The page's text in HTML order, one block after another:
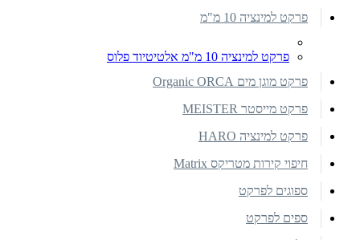
פרקט למינציה 10 מ"מ
פרקט למינציה 10 מ"מ אלטיטיוד פלוס
פרקט מוגן מים Organic ORCA
פרקט מייסטר MEISTER
פרקט למינציה HARO
חיפוי קירות מטריקס Matrix
ספוגים לפרקט
ספים לפרקט